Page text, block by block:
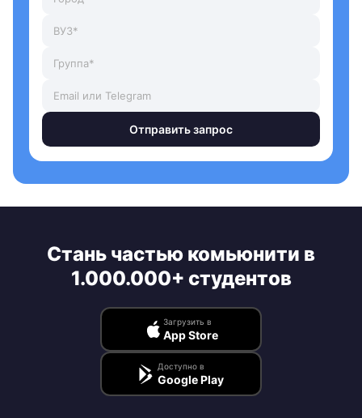
Отправить запрос
Стань частью комьюнити в
1.000.000+ студентов
Загрузить в
App Store
Доступно в
Google Play